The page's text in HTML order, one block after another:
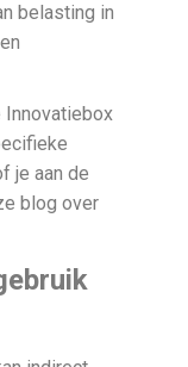
belasting in
Innovatiebox
je aan de
blog over